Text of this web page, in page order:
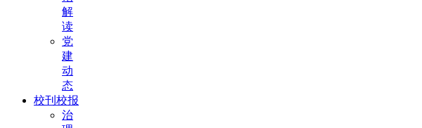
解
读
党
建
动
态
校刊校报
治